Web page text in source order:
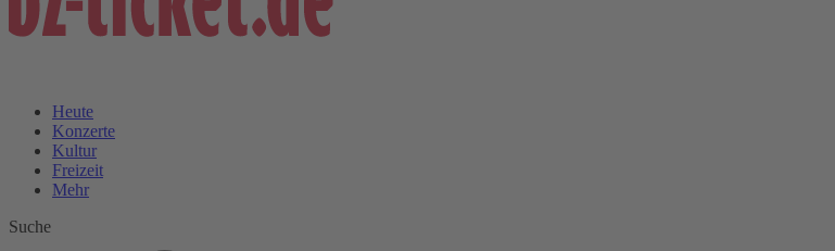
Heute
Konzerte
Kultur
Freizeit
Mehr
Suche